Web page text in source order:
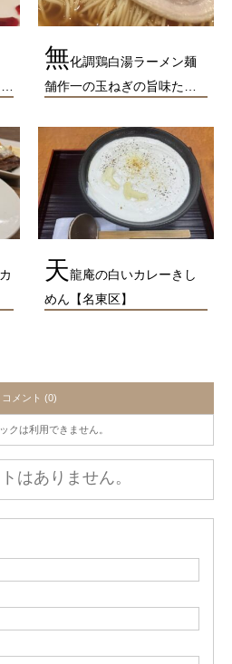
無化調鶏白湯ラーメン麺
舗作一の玉ねぎの旨味た…
天龍庵の白いカレーきし
めん【名東区】
コメント (0)
クは利用できません。
はありません。